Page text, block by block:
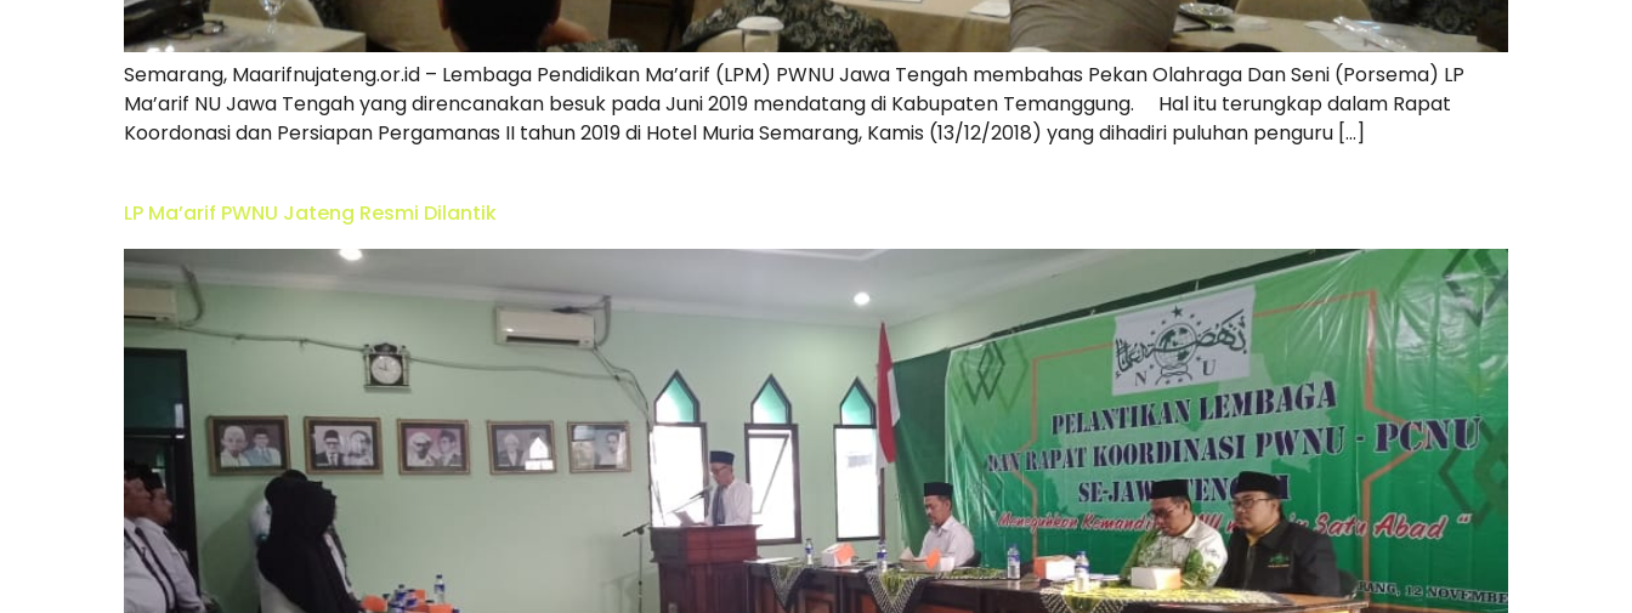
Semarang, Maarifnujateng.or.id – Lembaga Pendidikan Ma’arif (LPM) PWNU Jawa Tengah membahas Pekan Olahraga Dan Seni (Porsema) LP
Ma’arif NU Jawa Tengah yang direncanakan besuk pada Juni 2019 mendatang di Kabupaten Temanggung. Hal itu terungkap dalam Rapat
Koordonasi dan Persiapan Pergamanas II tahun 2019 di Hotel Muria Semarang, Kamis (13/12/2018) yang dihadiri puluhan penguru […]
LP Ma’arif PWNU Jateng Resmi Dilantik